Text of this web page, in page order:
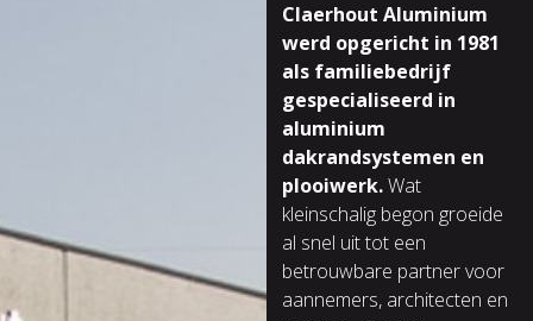
Claerhout Aluminium
werd opgericht in 1981
als familiebedrijf
gespecialiseerd in
aluminium
dakrandsystemen en
plooiwerk.Wat
kleinschalig begon groeide
al snel uit tot een
betrouwbare partner voor
aannemers, architecten en